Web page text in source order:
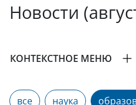
Новости
КОНТЕКСТНОЕ МЕНЮ
все наука